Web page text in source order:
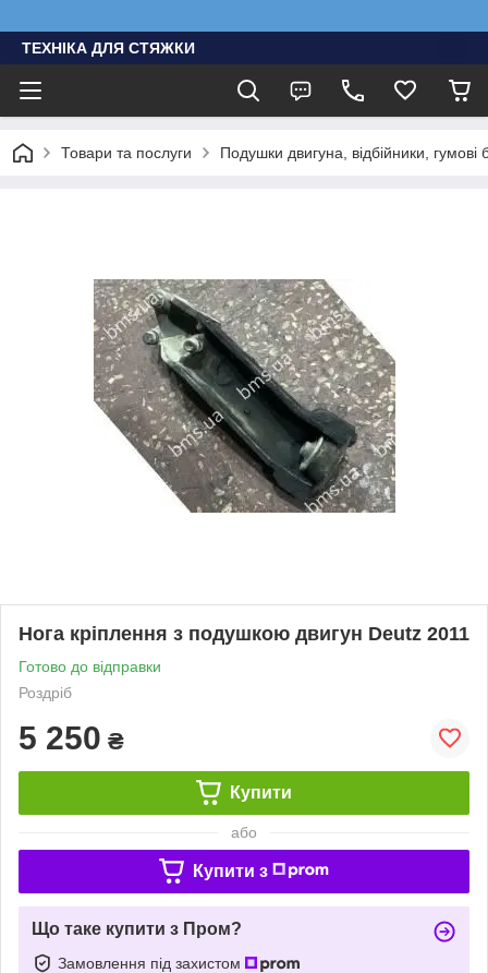
ТЕХНІКА ДЛЯ СТЯЖКИ
Товари та послуги Подушки двигуна, відбійники,
Нога кріплення з подушкою двигун Deutz 2011
Готово до відправки
Роздріб
5 250 ₴
Купити
або
Купити з
Що таке купити з Пром?
Замовлення під захистом